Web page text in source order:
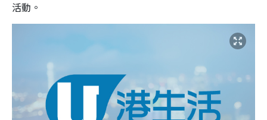
活動。